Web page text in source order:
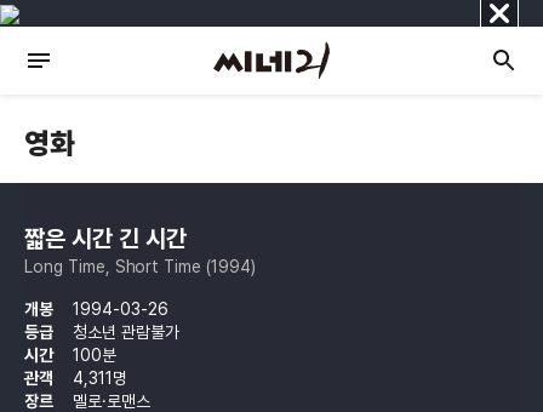
닫
기
영화
짧은 시간 긴 시간
Long Time, Short Time (1994)
개봉
1994-03-26
등급
청소년 관람불가
시간
100분
관객
4,311명
장르
멜로·로맨스